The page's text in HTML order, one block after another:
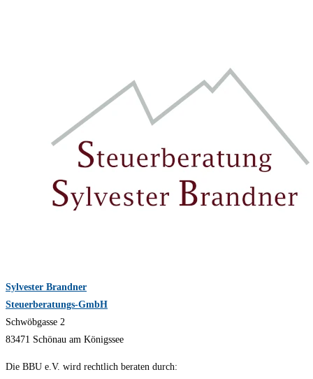
Sylvester Brandner
Steuerberatungs-GmbH
Schwöbgasse 2
83471 Schönau am Königssee
Die BBU e.V. wird rechtlich beraten durch: